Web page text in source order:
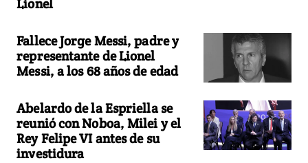
Lionel
Fallece Jorge Messi, padre y
representante de Lionel
Messi, a los 68 años de edad
Abelardo de la Espriella se
reunió con Noboa, Milei y el
Rey Felipe VI antes de su
investidura